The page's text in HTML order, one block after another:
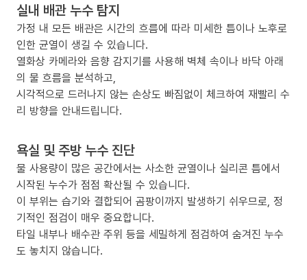
실내 배관 누수 탐지
가정 내 모든 배관은 시간의 흐름에 따라 미세한 틈이나 노후로
인한 균열이 생길 수 있습니다.
열화상 카메라와 음향 감지기를 사용해 벽체 속이나 바닥 아래
의 물 흐름을 분석하고,
시각적으로 드러나지 않는 손상도 빠짐없이 체크하여 재빨리 수
리 방향을 안내드립니다.
욕실 및 주방 누수 진단
물 사용량이 많은 공간에서는 사소한 균열이나 실리콘 틈에서
시작된 누수가 점점 확산될 수 있습니다.
이 부위는 습기와 결합되어 곰팡이까지 발생하기 쉬우므로, 정
기적인 점검이 매우 중요합니다.
타일 내부나 배수관 주위 등을 세밀하게 점검하여 숨겨진 누수
도 놓치지 않습니다.